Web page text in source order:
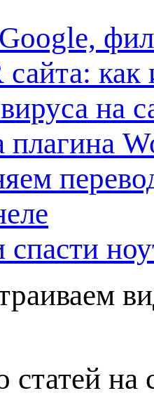
как
на
плагина
статей на